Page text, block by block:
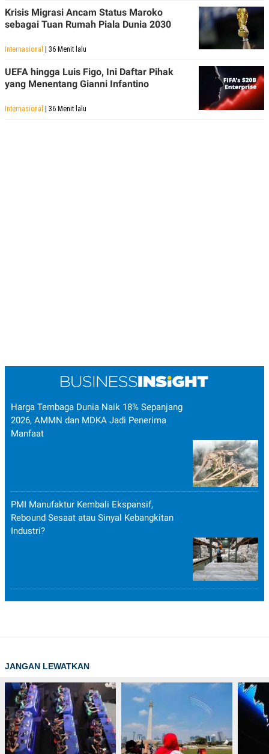
Krisis Migrasi Ancam Status Maroko
sebagai Tuan Rumah Piala Dunia 2030
Internasional | 36 Menit lalu
UEFA hingga Luis Figo, Ini Daftar Pihak
yang Menentang Gianni Infantino
Internasional | 36 Menit lalu
Harga Tembaga Dunia Naik 18% Sepanjang
2026, AMMN dan MDKA Jadi Penerima
Manfaat
PMI Manufaktur Kembali Ekspansif,
Rebound Sesaat atau Sinyal Kebangkitan
Industri?
JANGAN LEWATKAN